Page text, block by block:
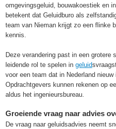
omgevingsgeluid, bouwakoestiek en
betekent dat Geluidburo als
team van Nieman krijgt zo een flinke
kennis.
Deze verandering past in een grotere
leidende rol te spelen ingeluid
voor een team dat in Nederland
Opdrachtgevers kunnen rekenen op
aldus het ingenieursbureau.
Groeiende vraag naar advies
De vraag naar geluidsadvies neemt